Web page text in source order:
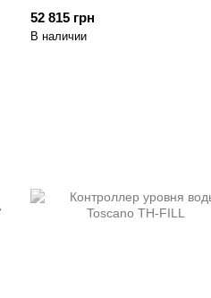
52 815 грн
В наличии